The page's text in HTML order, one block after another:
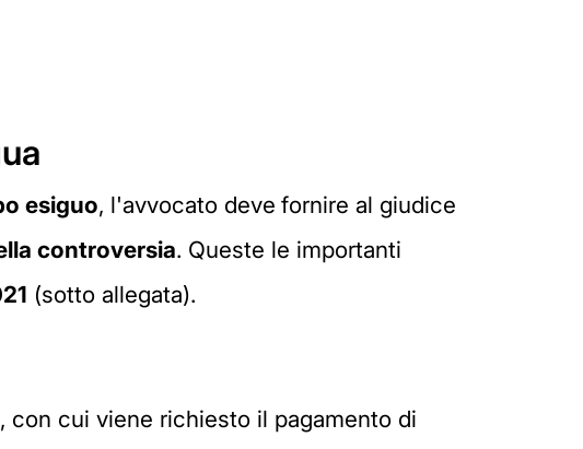
esiguo, l'avvocato deve fornire al giudice
controversia. Queste le importanti
(sotto allegata).
cui viene richiesto il pagamento di